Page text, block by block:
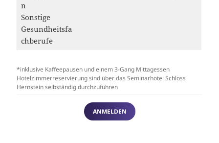
n
Sonstige
Gesundheitsfa
chberufe
*inklusive Kaffeepausen und einem 3-Gang Mittagessen
Hotelzimmerreservierung sind über das Seminarhotel Schloss
Hernstein selbständig durchzuführen
ANMELDEN